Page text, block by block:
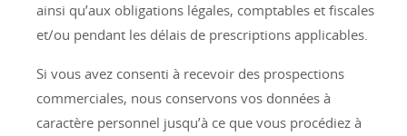
ainsi qu’aux obligations légales, comptables et fiscales
et/ou pendant les délais de prescriptions applicables.
Si vous avez consenti à recevoir des prospections
commerciales, nous conservons vos données à
caractère personnel jusqu’à ce que vous procédiez à